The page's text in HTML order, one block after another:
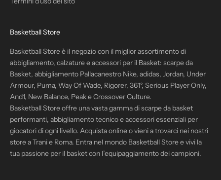
Basketball Store
Basketball Store è il negozio con il miglior assortimento di
abbigliamento, calzature e accessori per il Basket: scarpe da
Basket, abbigliamento Pallacanestro Nike, adidas, Jordan, Under
Armour, Puma, Way Of Wade, Rigorer, 361°, Serious Player Only,
And1, New Balance, Peak e Crossover Culture.
Basketball Store offre una vasta gamma di scarpe da basket
performanti, abbigliamento tecnico e accessori essenziali per
giocatori di ogni livello. Acquista online o vieni a trovarci nei nostri
store a Trani e Roma. Entra nel mondo Basketball Store e vivi la
tua passione per il basket con l’equipaggiamento dei campioni.